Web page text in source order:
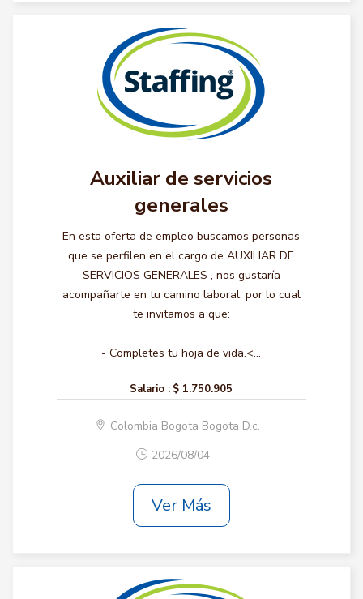
Auxiliar de servicios
generales
En esta oferta de empleo buscamos personas
que se perfilen en el cargo de AUXILIAR DE
SERVICIOS GENERALES , nos gustaría
acompañarte en tu camino laboral, por lo cual
te invitamos a que:
- Completes tu hoja de vida.<...
Salario : $ 1.750.905
Colombia Bogota Bogota D.c.
2026/08/04
Ver Más